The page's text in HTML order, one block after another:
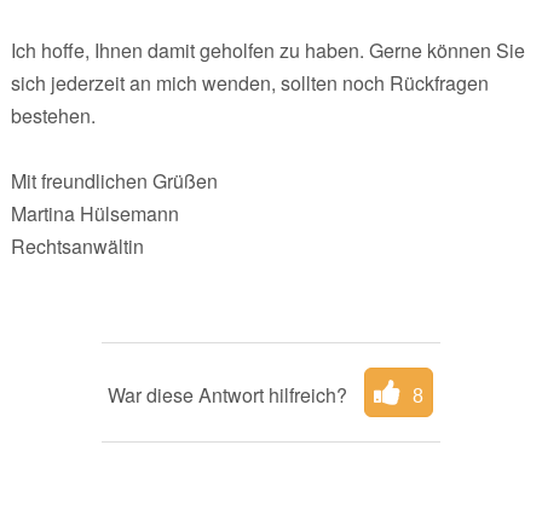
Ich hoffe, Ihnen damit geholfen zu haben. Gerne können Sie
sich jederzeit an mich wenden, sollten noch Rückfragen
bestehen.
Mit freundlichen Grüßen
Martina Hülsemann
Rechtsanwältin
War diese Antwort hilfreich? 8